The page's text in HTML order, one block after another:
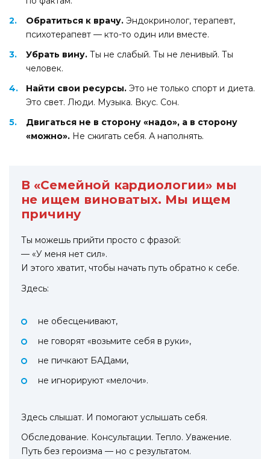
Обратиться к врачу. Эндокринолог, терапевт,
психотерапевт — кто-то один или вместе.
Убрать вину. Ты не слабый. Ты не ленивый. Ты
человек.
Найти свои ресурсы. Это не только спорт и диета.
Это свет. Люди. Музыка. Вкус. Сон.
Двигаться не в сторону «надо», а в сторону
«можно». Не сжигать себя. А наполнять.
В «Семейной кардиологии» мы
не ищем виноватых. Мы ищем
причину
Ты можешь прийти просто с фразой:
— «У меня нет сил».
И этого хватит, чтобы начать путь обратно к себе.
Здесь:
не обесценивают,
не говорят «возьмите себя в руки»,
не пичкают БАДами,
не игнорируют «мелочи».
Здесь слышат. И помогают услышать себя.
Обследование. Консультации. Тепло. Уважение.
Путь без героизма — но с результатом.